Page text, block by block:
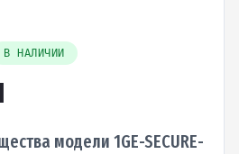
В НАЛИЧИИ
модели 1GE-SECURE-